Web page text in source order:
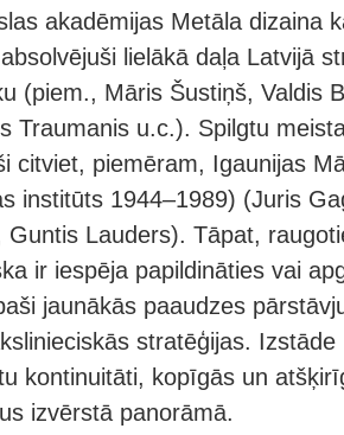
akadēmijas Metāla dizaina
lielākā daļa Latvijā
(piem., Māris Šustiņš, Valdis
Traumanis u.c.). Spilgtu
citviet, piemēram, Igaunijas
institūts 1944–1989) (Juris
Guntis Lauders). Tāpat,
ir iespēja papildināties vai
jaunākās paaudzes
stratēģijas. Izstāde
kontinuitāti, kopīgās un
izvērstā panorāmā.